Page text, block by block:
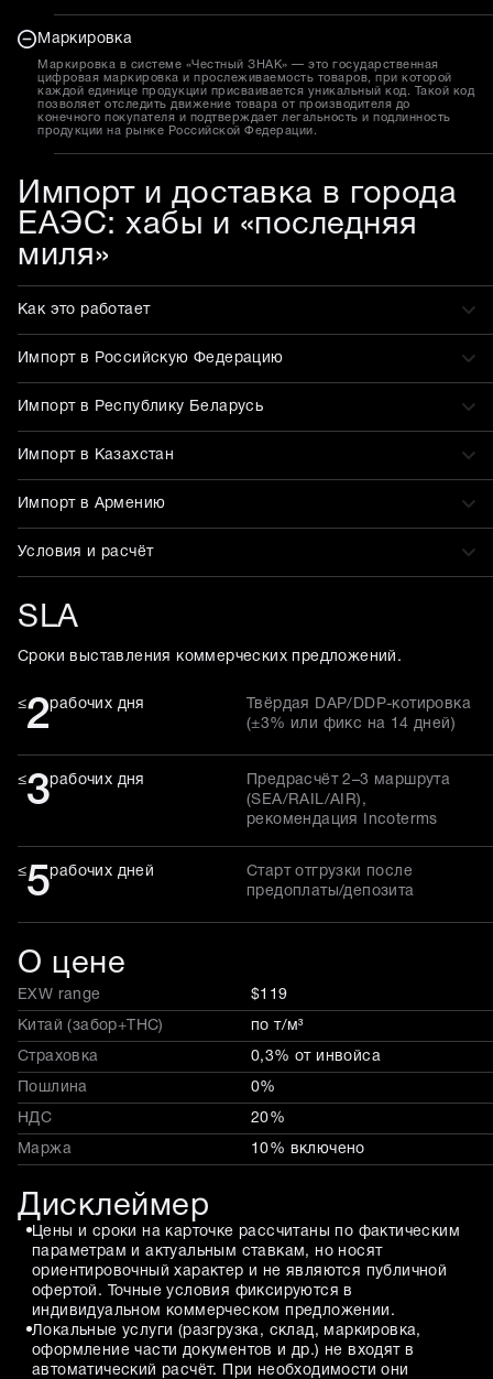
Маркировка
Маркировка в системе «Честный ЗНАК» — это государственная
цифровая маркировка и прослеживаемость товаров, при которой
каждой единице продукции присваивается уникальный код. Такой код
позволяет отследить движение товара от производителя до
конечного покупателя и подтверждает легальность и подлинность
продукции на рынке Российской Федерации.
Импорт и доставка в города
ЕАЭС: хабы и «последняя
миля»
Как это работает
Импорт в Российскую Федерацию
Импорт в Республику Беларусь
Импорт в Казахстан
Импорт в Армению
Условия и расчёт
SLA
Сроки выставления коммерческих предложений.
≤2рабочих дня
Твёрдая DAP/DDP-котировка
(±3% или фикс на 14 дней)
≤3рабочих дня
Предрасчёт 2–3 маршрута
(SEA/RAIL/AIR),
рекомендация Incoterms
≤5рабочих дней
Старт отгрузки после
предоплаты/депозита
О цене
EXW range $119
Китай (забор+THC) по т/м³
Страховка 0,3% от инвойса
Пошлина 0%
НДС 20%
Маржа 10% включено
Дисклеймер
Цены и сроки на карточке рассчитаны по фактическим
параметрам и актуальным ставкам, но носят
ориентировочный характер и не являются публичной
офертой. Точные условия фиксируются в
индивидуальном коммерческом предложении.
Локальные услуги (разгрузка, склад, маркировка,
оформление части документов и др.) не входят в
автоматический расчёт. При необходимости они